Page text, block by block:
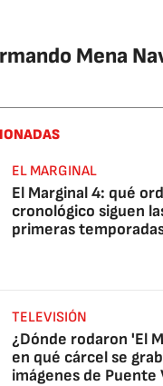
Mena
EL MARGINAL
El Marginal 4: qué
cronológico siguen
primeras
TELEVISIÓN
¿Dónde rodaron 'El
en qué cárcel se
imágenes de Puente